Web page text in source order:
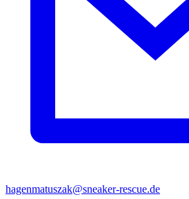
hagenmatuszak@sneaker-rescue.de